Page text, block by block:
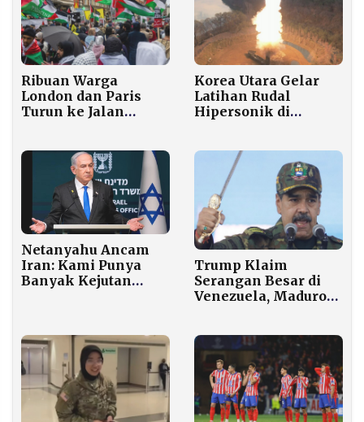
Ribuan Warga
London dan Paris
Turun ke Jalan
Gaza
Korea Utara Gelar
Latihan Rudal
Hipersonik di
Netanyahu Ancam
Iran: Kami Punya
Banyak Kejutan
Trump Klaim
Serangan Besar di
Venezuela, Maduro
Negeri